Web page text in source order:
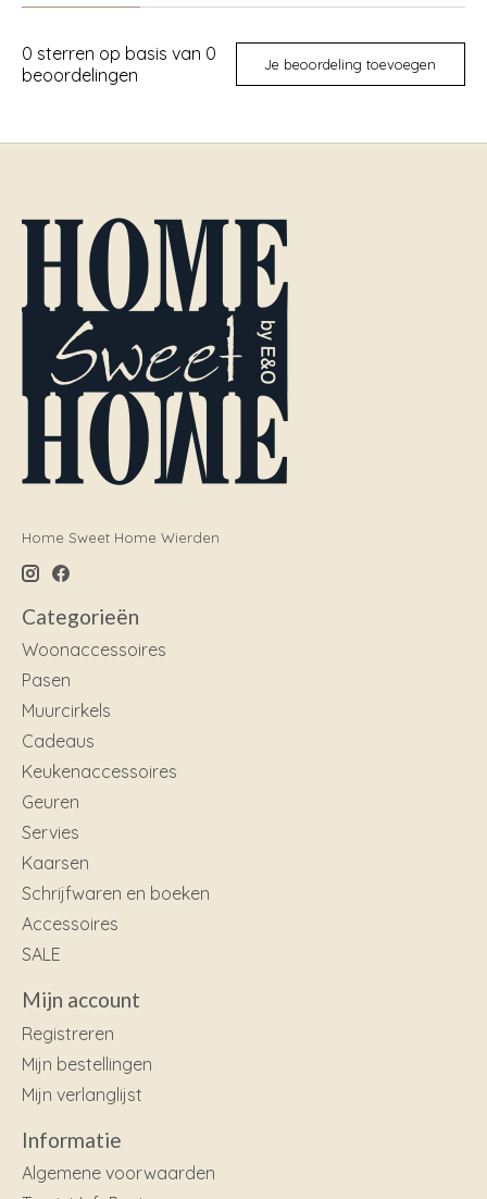
0 sterren op basis van 0
beoordelingen
Je beoordeling toevoegen
Home Sweet Home Wierden
Categorieën
Woonaccessoires
Pasen
Muurcirkels
Cadeaus
Keukenaccessoires
Geuren
Servies
Kaarsen
Schrijfwaren en boeken
Accessoires
SALE
Mijn account
Registreren
Mijn bestellingen
Mijn verlanglijst
Informatie
Algemene voorwaarden